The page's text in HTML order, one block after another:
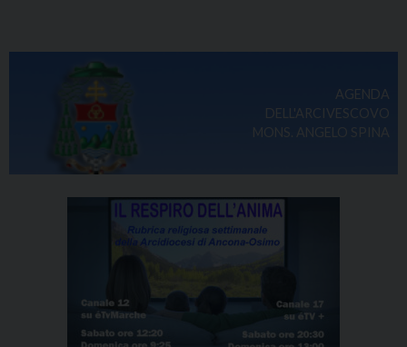
AGENDA
DELL'ARCIVESCOVO
MONS. ANGELO SPINA